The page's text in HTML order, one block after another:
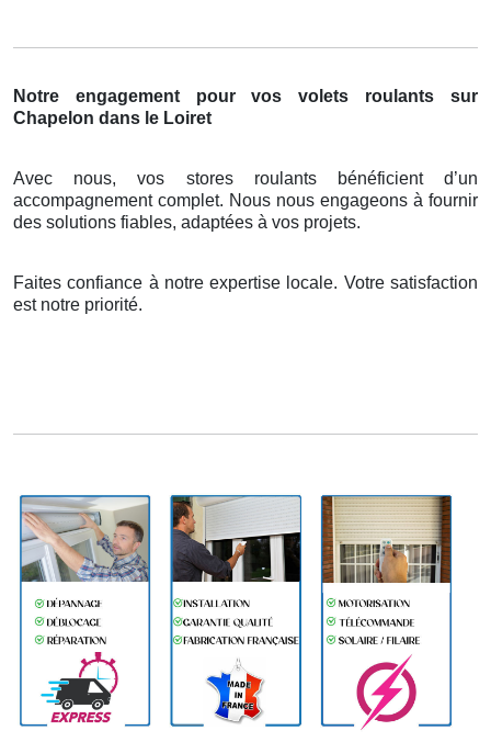
Notre engagement pour vos volets roulants sur
Chapelon dans le Loiret
Avec nous, vos stores roulants bénéficient d’un
accompagnement complet. Nous nous engageons à fournir
des solutions fiables, adaptées à vos projets.
Faites confiance à notre expertise locale. Votre satisfaction
est notre priorité.